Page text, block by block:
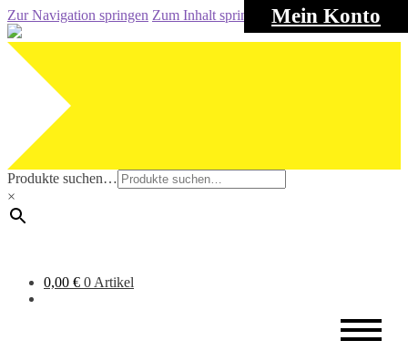
Mein Konto
Zur Navigation springen Zum Inhalt springen
Produkte suchen…
×
0,00 € 0 Artikel